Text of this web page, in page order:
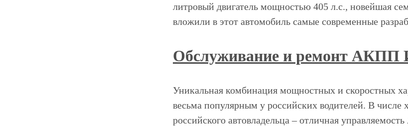
литровый двигатель мощностью 405 л.с., новейшая
вложили в этот автомобиль самые современные
Обслуживание и ремонт
Уникальная комбинация мощностных и скоростных
весьма популярным у российских водителей. В числе
российского автовладельца – отличная